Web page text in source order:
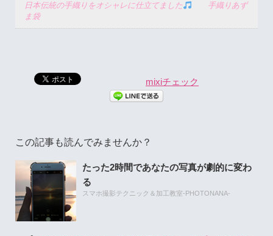
日本伝統の手織りをオシャレに仕立てました
手織りあず
ま袋
mixiチェック
この記事も読んでみませんか？
たった2時間であなたの写真が劇的に変わ
る
スマホ撮影テクニック＆加工教室-PHOTONANA-